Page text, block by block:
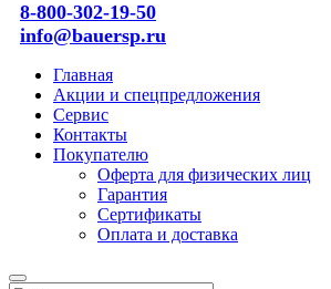
8-800-302-19-50
info@bauersp.ru
Главная
Акции и спецпредложения
Сервис
Контакты
Покупателю
Оферта для физических лиц
Гарантия
Сертификаты
Оплата и доставка